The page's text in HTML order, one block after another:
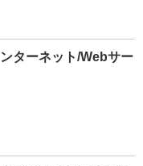
ターネット/Webサー